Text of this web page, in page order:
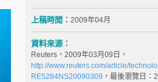
上稿時間： 2009年04月
資料來源：
Reuters，2009年03月09日，
http://www.reuters.com/article/
RE5284NS20090309 ，最後瀏覽日：